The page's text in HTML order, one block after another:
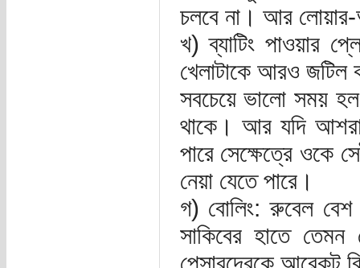
চলবে না। আর লোয়ার-
খ) ব্যাটিং পাওয়ার
খেলাটাকে আরও জটিল
সবচেয়ে ভালো সময়
থাকে। আর যদি
পারে সেক্ষেত্রে ওকে
নেয়া যেতে পারে।
গ) বোলিং: রুবেল
সাকিবের হাতে